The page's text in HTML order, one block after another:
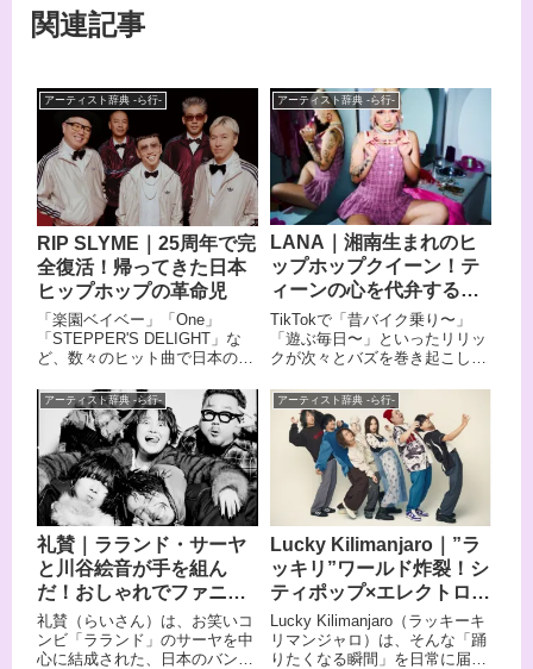
関連記事
アーティスト辞典 -ら行-
RIP SLYME｜25周年で完
全復活！帰ってきた日本
ヒップホップの革命児
「楽園ベイベー」「One」
「STEPPER'S DELIGHT」な
ど、数々のヒット曲で日本の音
SLYME（リップスライム）。
4MC+1DJという独自のスタイ
ルで、それまでアンダーグラウ
ンドだったヒップホップをお茶
の間に届けたパイオニア的存在
です。 活動休止期間を経て、メ
ジャーデビュー25周年を迎える
メモリアルイヤーにオリジナル
メンバー5人での再結集を発
表。 世代を超えて愛され続ける
RIP SLYMEの魅力を、この記
事で余すところなくお伝えしま
す。
アーティスト辞典 -ら行-
LANA｜湘南生まれのヒ
ップホップクイーン！テ
ィーンの心を代弁する次
世代フィメールラッパー
TikTokで「昔バイク乗り〜」
「遊ぶ毎日〜」といったリリッ
クが次々とバズを巻き起こし、
ているラッパーがLANA（ラ
ナ）です。 兄は同じくラッパー
として活躍するLEXで、音楽一
家に生まれ育った彼女は、幼少
期から母に鍛えられた圧倒的な
歌唱力を武器に、ヒップホップ
シーンの最前線を駆け抜けてい
ます。 AwichやJP THE WAVY
といったトップアーティストと
の共演も話題を集め、ストリー
トからメインストリームへと大
きな可能性を広げているLANA
の世界観に迫ります。
アーティスト辞典 -ら行-
礼賛｜ラランド・サーヤ
と川谷絵音が手を組ん
だ！おしゃれでファニ
ー、クセになる大人ポッ
プロック
礼賛（らいさん）は、お笑いコ
ンビ「ラランド」のサーヤを中
心に結成された、日本のバンド
アーティスト辞典 -ら行-
Lucky Kilimanjaro｜”ラ
ッキリ”ワールド炸裂！シ
ティポップ×エレクトロで
世界中をおどらせる6人組
バンド
Lucky Kilimanjaro（ラッキーキ
リマンジャロ）は、そんな「踊
りたくなる瞬間」を日常に届け